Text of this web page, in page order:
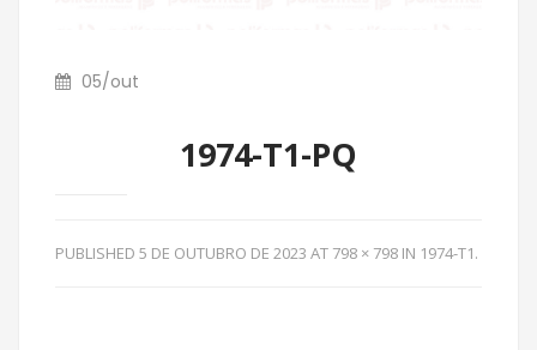
05/out
1974-T1-PQ
PUBLISHED 5 DE OUTUBRO DE 2023 AT 798 × 798 IN 1974-T1.